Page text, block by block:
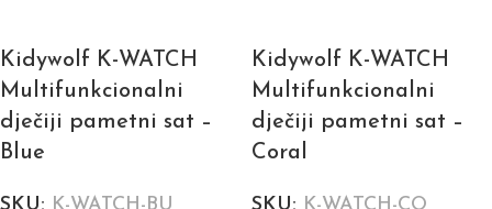
Kidywolf K-WATCH
Multifunkcionalni
dječiji pametni sat –
Blue
Kidywolf K-WATCH
Multifunkcionalni
dječiji pametni sat –
Coral